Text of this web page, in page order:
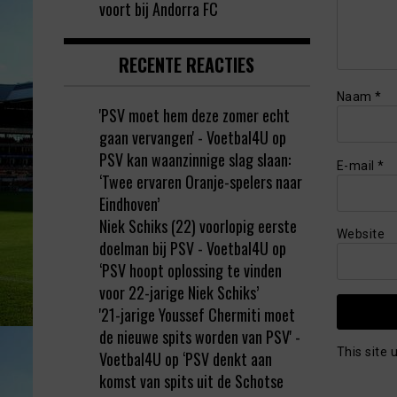
Naam *
E-mail *
Website
This site
voort bij Andorra FC
RECENTE REACTIES
'PSV moet hem deze zomer echt
gaan vervangen' - Voetbal4U op
PSV kan waanzinnige slag slaan:
‘Twee ervaren Oranje-spelers naar
Eindhoven’
Niek Schiks (22) voorlopig eerste
doelman bij PSV - Voetbal4U op
‘PSV hoopt oplossing te vinden
voor 22-jarige Niek Schiks’
'21-jarige Youssef Chermiti moet
de nieuwe spits worden van PSV' -
Voetbal4U op ‘PSV denkt aan
komst van spits uit de Schotse